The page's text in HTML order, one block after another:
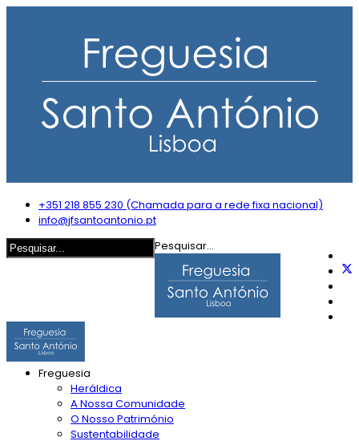
+351 218 855 230 (Chamada para a rede fixa nacional)
info@jfsantoantonio.pt
Pesquisar...
Freguesia
Heráldica
A Nossa Comunidade
O Nosso Património
Sustentabilidade